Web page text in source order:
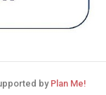
by Plan Me!